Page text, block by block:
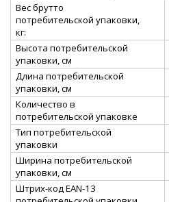
Вес брутто
потребительской упаковки,
кг:
Высота потребительской
упаковки, см
Длина потребительской
упаковки, см
Количество в
потребительской упаковке
Тип потребительской
упаковки
Ширина потребительской
упаковки, см
Штрих-код EAN-13